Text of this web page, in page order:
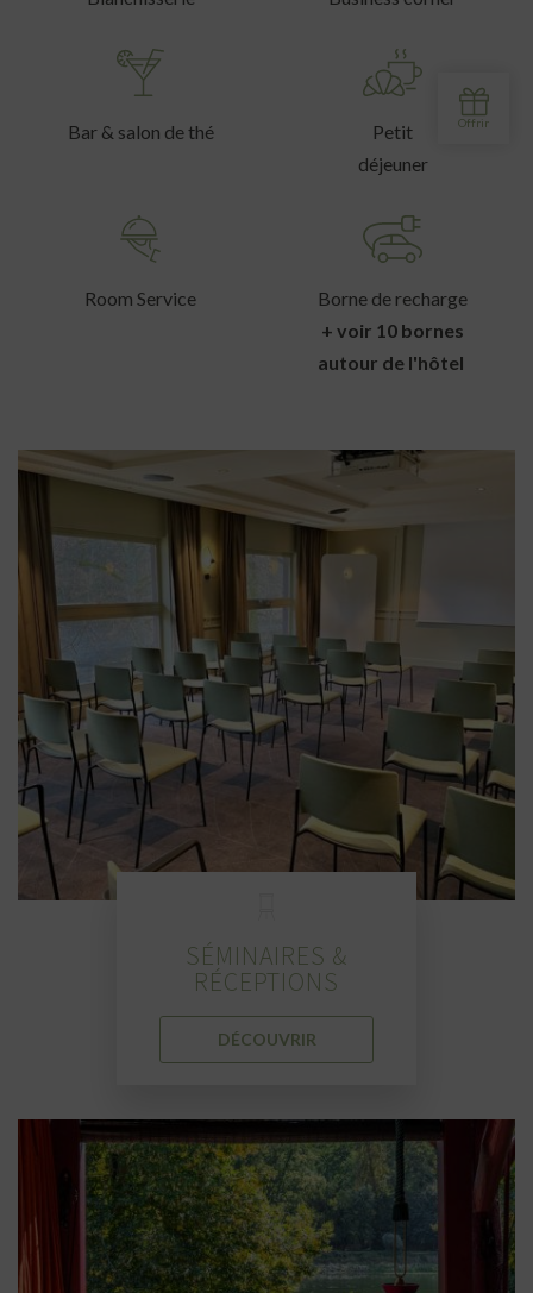
Bar & salon de thé
Petit
déjeuner
Room Service
Borne de recharge
+ voir 10 bornes
autour de l'hôtel
SÉMINAIRES &
RÉCEPTIONS
DÉCOUVRIR